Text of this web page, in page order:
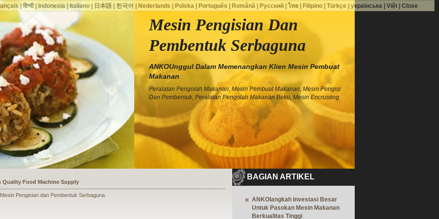
Mesin Pengisian Dan
Pembentuk Serbaguna
ANKOUnggul Dalam Memenangkan Klien Mesin Pembuat
Makanan
Peralatan Pengolah Makanan, Mesin Pembuat Makanan, Mesin Pengisi
Dan Pembentuk, Peralatan Pengolah Makanan Beku, Mesin Encrusting
a Shoe Seller to Start a Food Business
Pengisian dan Pembentuk Serbaguna
BAGIAN ARTIKEL
ANKOlangkah Investasi Besar
Untuk Pasokan Mesin Makanan
Berkualitas Tinggi
|हिन्दी| Indonesia| Italiano| 日本語| 한국어 Nederlands Polska| Português Română| Русский| ไทย| Filipino| Türkçe українська| Việt| Close